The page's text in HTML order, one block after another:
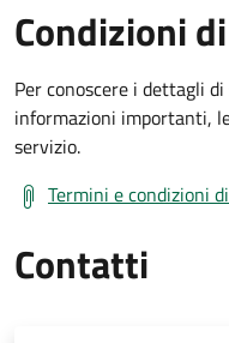
Condizioni
Per conoscere i dettagli
informazioni importanti,
servizio.
Termini e condizioni
Contatti